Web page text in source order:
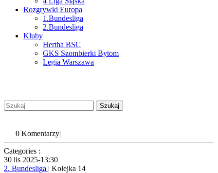
Rozgrywki Europa
1.Bundesliga
2.Bundesliga
Kluby
Hertha BSC
GKS Szombierki Bytom
Legia Warszawa
Szukaj:
0 Komentarzy|
Categories :
30 lis 2025-13:30
2. Bundesliga | Kolejka 14